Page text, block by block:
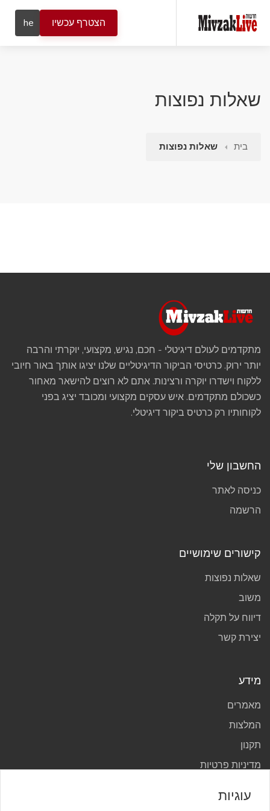
הצטרף עכשיו he
שאלות נפוצות
בית שאלות נפוצות
מתקדמים לעולם דיגיטלי - חכם, נגיש, מקצועי, יוקרתי והרבה
יותר ירוק. כרטיסי הביקור הדיגיטליים שלנו יציגו אותך באור חיובי
ללקוח וישדרו יוקרה ורצינות. אתם לא רוצים להישאר מאחור
כשכולם מתקדמים. איש עסקים מקצועי ומכובד יציג בפני
לקוחותיו רק כרטיס ביקור דיגיטלי.
החשבון שלי
כניסה לאתר
הרשמה
קישורים שימושיים
שאלות נפוצות
משוב
דיווח על תקלה
יצירת קשר
מידע
מאמרים
המלצות
תקנון
מדיניות פרטיות
עוגיות